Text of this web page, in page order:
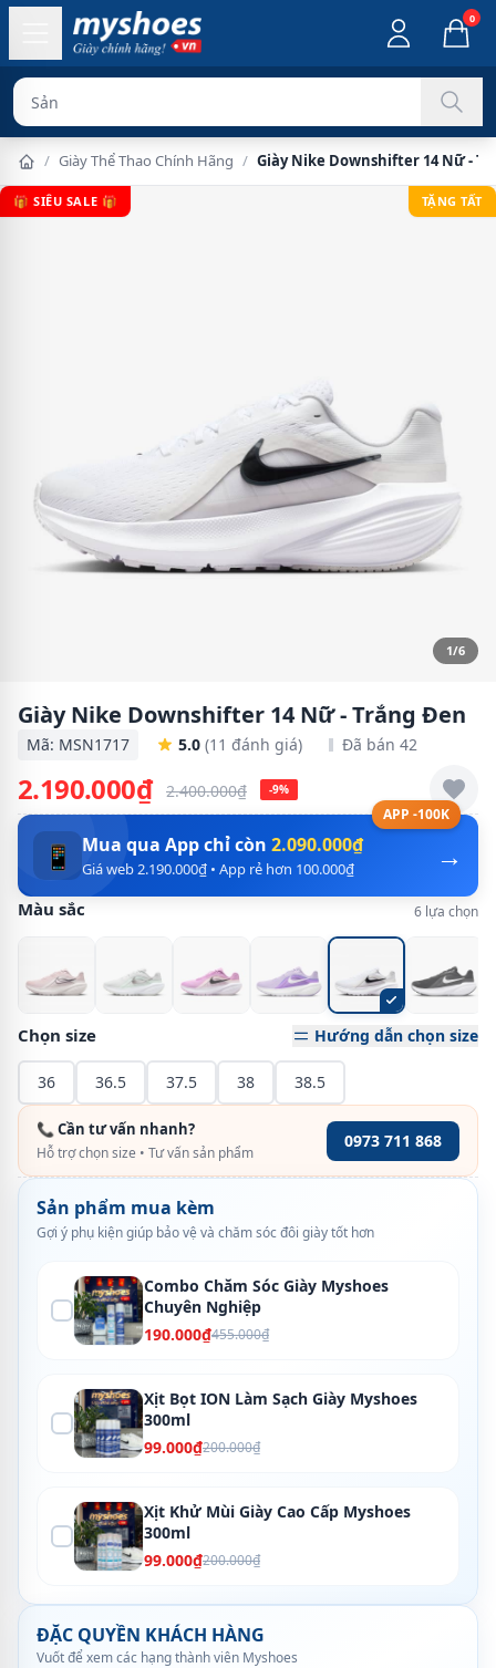
0
Sản phẩm chính
/ Giày Thể Thao Chính Hãng / Giày Nike Downshifter 14 Nữ -
🎁 SIÊU SALE 🎁 TẶNG TẤT
1/6
Giày Nike Downshifter 14 Nữ - Trắng Đen
Mã: MSN1717 5.0 (11 đánh giá) Đã bán 42
2.190.000₫ 2.400.000₫ -9%
APP -100K
→
📱 Mua qua App chỉ còn 2.090.000₫
Giá web 2.190.000₫ • App rẻ hơn 100.000₫
Màu sắc 6 lựa chọn
Chọn size Hướng dẫn chọn size
36 36.5 37.5 38 38.5
📞 Cần tư vấn nhanh?
Hỗ trợ chọn size • Tư vấn sản phẩm
0973 711 868
Sản phẩm mua kèm
Gợi ý phụ kiện giúp bảo vệ và chăm sóc đôi giày tốt hơn
Combo Chăm Sóc Giày Myshoes
Chuyên Nghiệp
190.000₫455.000₫
Xịt Bọt ION Làm Sạch Giày Myshoes
300ml
99.000₫200.000₫
Xịt Khử Mùi Giày Cao Cấp Myshoes
300ml
99.000₫200.000₫
ĐẶC QUYỀN KHÁCH HÀNG
Vuốt để xem các hạng thành viên Myshoes